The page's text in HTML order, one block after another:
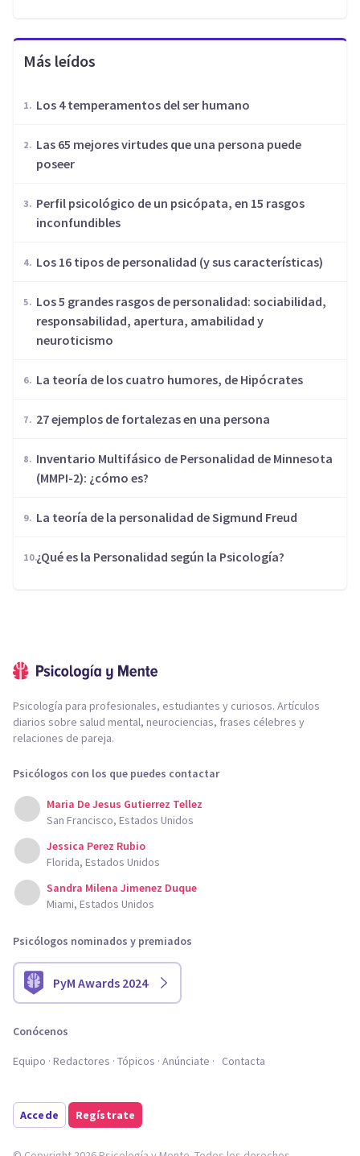
Más leídos
Los 4 temperamentos del ser humano
Las 65 mejores virtudes que una persona puede
poseer
Perfil psicológico de un psicópata, en 15 rasgos
inconfundibles
Los 16 tipos de personalidad (y sus características)
Los 5 grandes rasgos de personalidad: sociabilidad,
responsabilidad, apertura, amabilidad y
neuroticismo
​La teoría de los cuatro humores, de Hipócrates
27 ejemplos de fortalezas en una persona
Inventario Multifásico de Personalidad de Minnesota
(MMPI-2): ¿cómo es?
La teoría de la personalidad de Sigmund Freud
¿Qué es la Personalidad según la Psicología?
Psicología para profesionales, estudiantes y curiosos. Artículos
diarios sobre salud mental, neurociencias, frases célebres y
relaciones de pareja.
Psicólogos con los que puedes contactar
Maria De Jesus Gutierrez Tellez
San Francisco, Estados Unidos
Jessica Perez Rubio
Florida, Estados Unidos
Sandra Milena Jimenez Duque
Miami, Estados Unidos
Psicólogos nominados y premiados
PyM Awards 2024
Conócenos
Equipo Redactores Tópicos Anúnciate Contacta
Accede Regístrate